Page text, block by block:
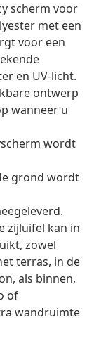
scherm voor
met een
voor een
en UV-licht.
ontwerp
wanneer u
wordt
grond wordt
zijluifel kan in
zowel
terras, in de
als binnen,
of
wandruimte